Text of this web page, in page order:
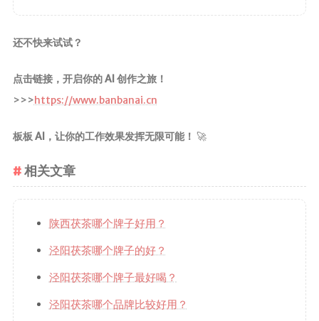
还不快来试试？
点击链接，开启你的 AI 创作之旅！
>>>https://www.banbanai.cn
板板 AI，让你的工作效果发挥无限可能！ 🚀
相关文章
陕西茯茶哪个牌子好用？
泾阳茯茶哪个牌子的好？
泾阳茯茶哪个牌子最好喝？
泾阳茯茶哪个品牌比较好用？